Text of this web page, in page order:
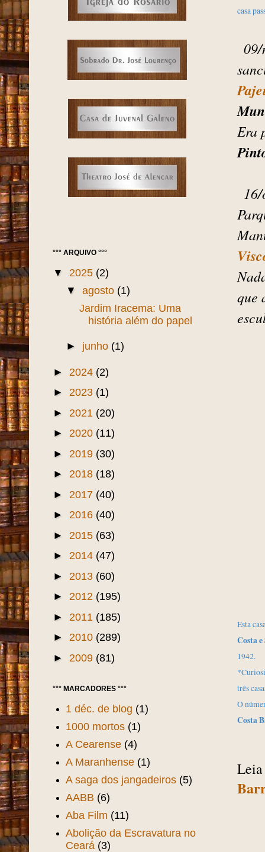
casa
Era
que
Esta
Costa
1942.
três
O
Costa
°°° ARQUIVO °°°
▼ 2025 (2)
▼ agosto (1)
Jardim Iracema: Uma
história além do papel
► junho (1)
► 2024 (2)
► 2023 (1)
► 2021 (20)
► 2020 (11)
► 2019 (30)
► 2018 (18)
► 2017 (40)
► 2016 (40)
► 2015 (63)
► 2014 (47)
► 2013 (60)
► 2012 (195)
► 2011 (185)
► 2010 (289)
► 2009 (81)
°°° MARCADORES °°°
1 déc. de blog (1)
1000 mortos (1)
A Cearense (4)
A Maranhense (1)
A saga dos jangadeiros (5)
AABB (6)
Aba Film (11)
Abolição da Escravatura no
Ceará (3)